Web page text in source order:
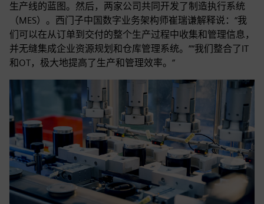
生产线的蓝图。然后，两家公司共同开发了制造执行系统
（MES）。西门子中国数字业务架构师崔瑞谦解释说：“我
们可以在从订单到交付的整个生产过程中收集和管理信息，
并无缝集成企业资源规划和仓库管理系统。”“我们整合了IT
和OT，极大地提高了生产和管理效率。”